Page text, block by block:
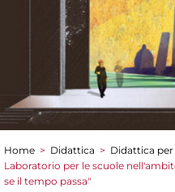
Tu sei qui
Home > Didattica > Didattica per
Laboratorio per le scuole
se il tempo passa"